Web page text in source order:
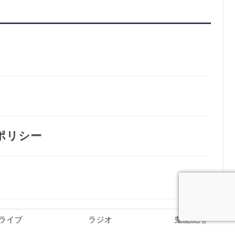
リシー
ライブ ラジオ 鬼龍院翔